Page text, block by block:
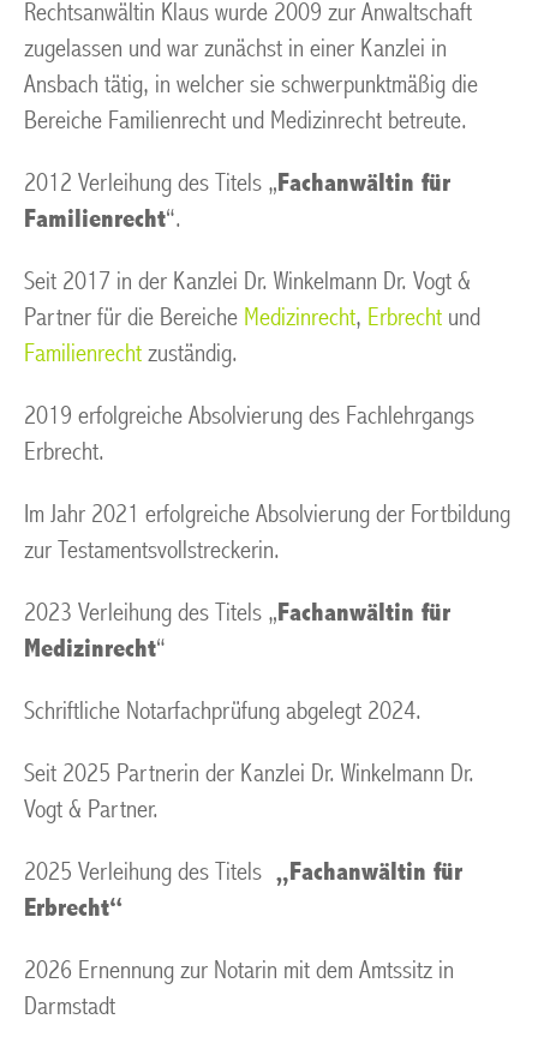
Rechtsanwältin Klaus wurde 2009 zur Anwaltschaft
zugelassen und war zunächst in einer Kanzlei in
Ansbach tätig, in welcher sie schwerpunktmäßig die
Bereiche Familienrecht und Medizinrecht betreute.
2012 Verleihung des Titels „Fachanwältin für
Familienrecht“.
Seit 2017 in der Kanzlei Dr. Winkelmann Dr. Vogt &
Partner für die Bereiche Medizinrecht, Erbrecht und
Familienrecht zuständig.
2019 erfolgreiche Absolvierung des Fachlehrgangs
Erbrecht.
Im Jahr 2021 erfolgreiche Absolvierung der Fortbildung
zur Testamentsvollstreckerin.
2023 Verleihung des Titels „Fachanwältin für
Medizinrecht“
Schriftliche Notarfachprüfung abgelegt 2024.
Seit 2025 Partnerin der Kanzlei Dr. Winkelmann Dr.
Vogt & Partner.
2025 Verleihung des Titels „Fachanwältin für
Erbrecht“
2026 Ernennung zur Notarin mit dem Amtssitz in
Darmstadt